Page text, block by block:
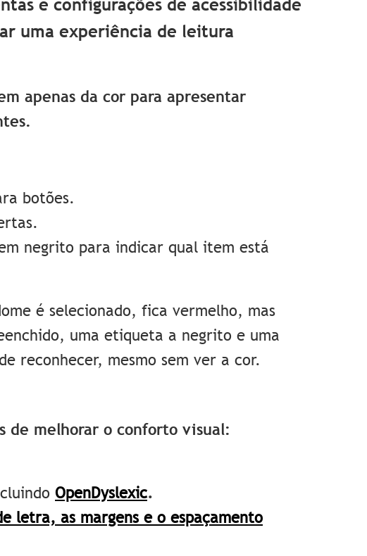
e configurações de acessibilidade
uma experiência de leitura
apenas da cor para apresentar
botões.
negrito para indicar qual item está
é selecionado, fica vermelho, mas
uma etiqueta a negrito e uma
reconhecer, mesmo sem ver a cor.
de melhorar o conforto visual:
OpenDyslexic.
letra, as margens e o espaçamento